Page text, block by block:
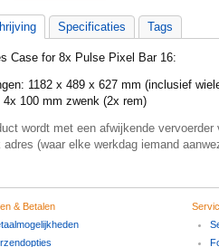
Specificaties Tags
Case for 8x Pulse Pixel Bar 16:
1182 x 489 x 627 mm (inclusief
4x 100 mm zwenk (2x rem)
wordt met een afwijkende
adres (waar elke werkdag iemand
& Betalen